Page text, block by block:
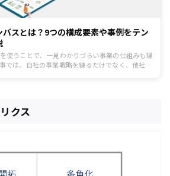
スとは？9つの構成要素や事例をテン
使うことで、一見わかりづらい事業の仕組みも理
では、自社の事業戦略を練るだけでなく、他社の
クス